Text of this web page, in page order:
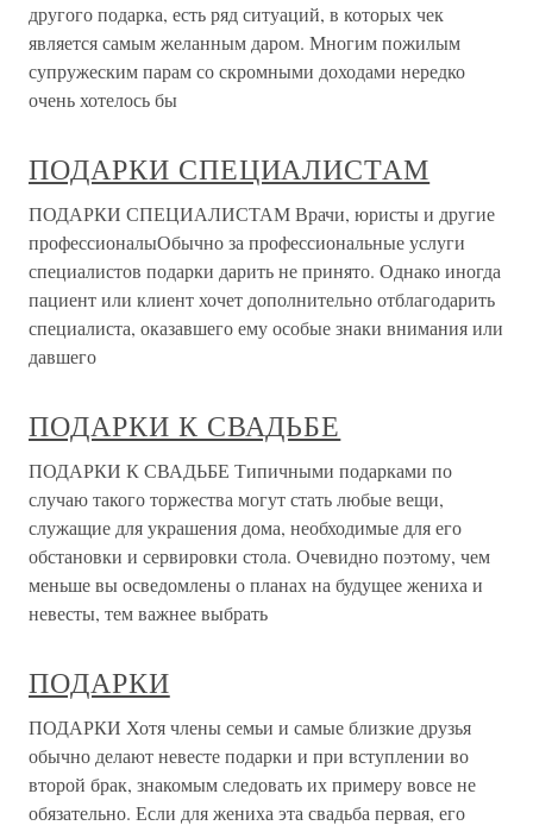
другого подарка, есть ряд ситуаций, в которых чек
является самым желанным даром. Многим пожилым
супружеским парам со скромными доходами нередко
очень хотелось бы
ПОДАРКИ СПЕЦИАЛИСТАМ
ПОДАРКИ СПЕЦИАЛИСТАМ Врачи, юристы и другие
профессионалыОбычно за профессиональные услуги
специалистов подарки дарить не принято. Однако иногда
пациент или клиент хочет дополнительно отблагодарить
специалиста, оказавшего ему особые знаки внимания или
давшего
ПОДАРКИ К СВАДЬБЕ
ПОДАРКИ К СВАДЬБЕ Типичными подарками по
случаю такого торжества могут стать любые вещи,
служащие для украшения дома, необходимые для его
обстановки и сервировки стола. Очевидно поэтому, чем
меньше вы осведомлены о планах на будущее жениха и
невесты, тем важнее выбрать
ПОДАРКИ
ПОДАРКИ Хотя члены семьи и самые близкие друзья
обычно делают невесте подарки и при вступлении во
второй брак, знакомым следовать их примеру вовсе не
обязательно. Если для жениха эта свадьба первая, его